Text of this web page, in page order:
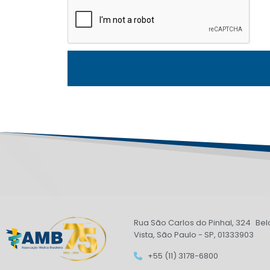
Rua São Carlos do Pinhal, 324
Vista, São Paulo - SP, 01333903
+55 (11) 3178-6800